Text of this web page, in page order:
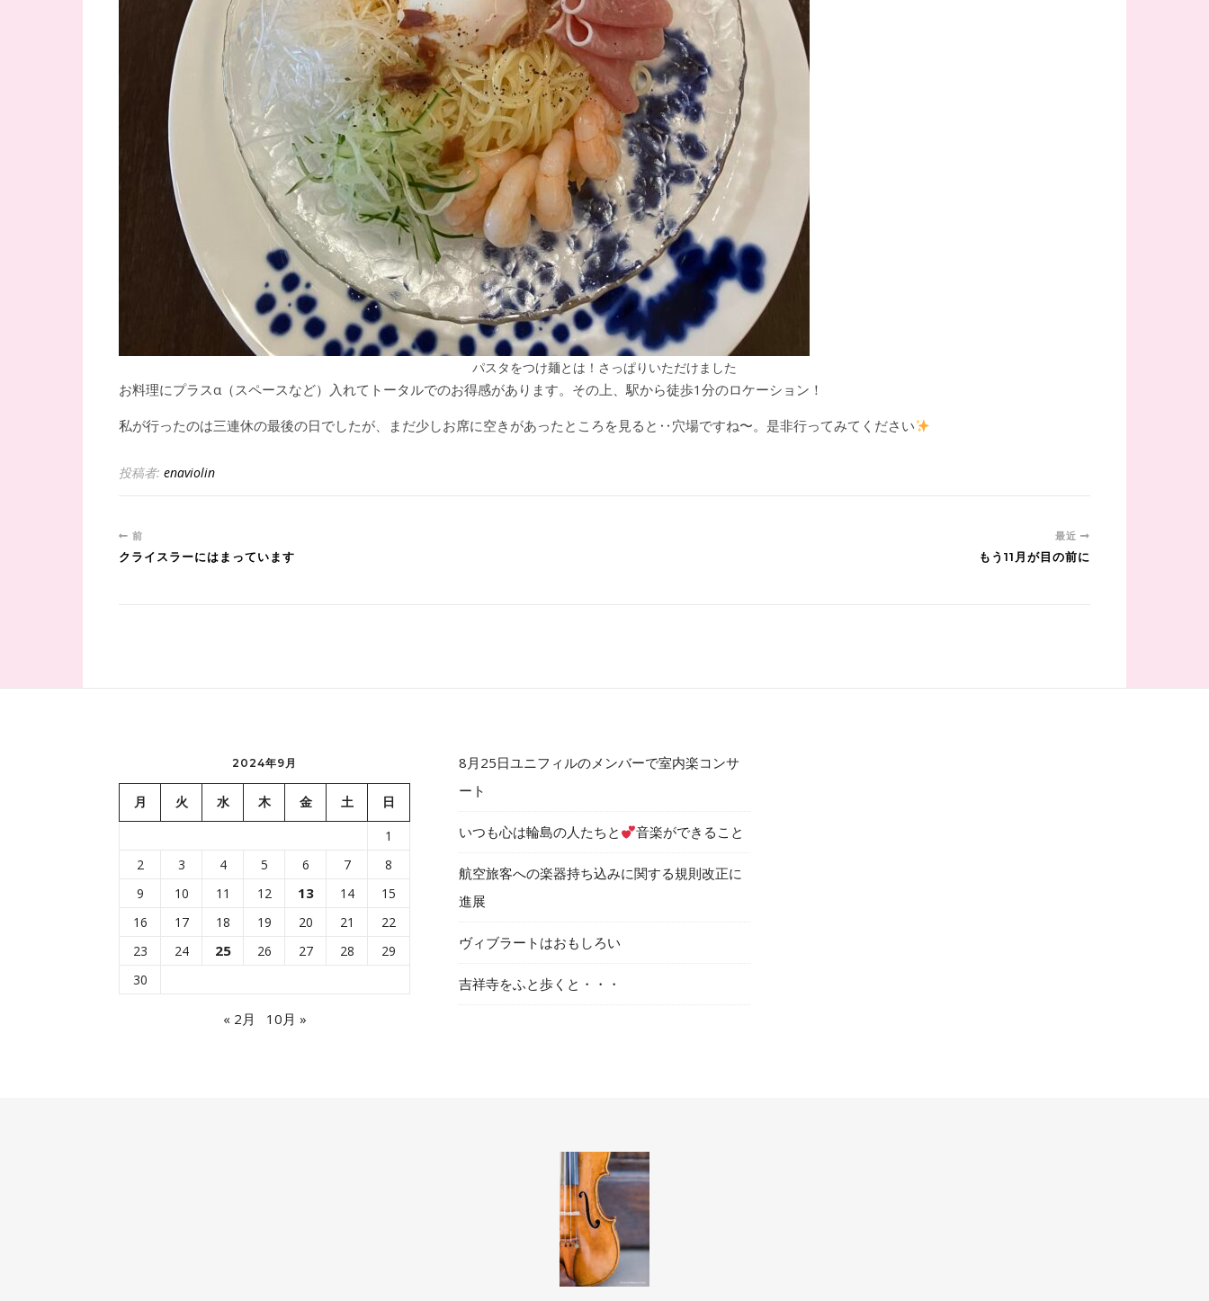
パスタをつけ麺とは！さっぱりいただけました
お料理にプラスα（スペースなど）入れてトータルでのお得感があります。その上、駅から徒歩1分のロケーション！
私が行ったのは三連休の最後の日でしたが、まだ少しお席に空きがあったところを見ると‥穴場ですね〜。是非行ってみてください
投稿者: enaviolin
前
クライスラーにはまっています
最近
もう11月が目の前に
2024年9月
月 火 水 木 金 土 日
1
2
3 4 5 6 7
8
9
10 11 12 13 14
15
16
17 18 19 20 21
22
23
24 25 26 27 28
29
30
« 2月 10月 »
8月25日ユニフィルのメンバーで室内楽コンサ
ート
いつも心は輪島の人たちと 音楽ができること
航空旅客への楽器持ち込みに関する規則改正に
進展
ヴィブラートはおもしろい
吉祥寺をふと歩くと・・・